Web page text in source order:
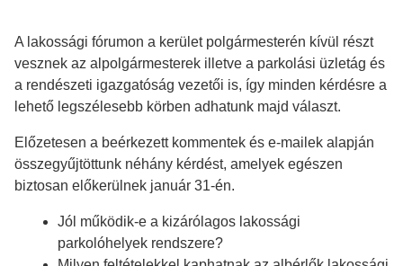
A lakossági fórumon a kerület polgármesterén kívül részt
vesznek az alpolgármesterek illetve a parkolási üzletág és
a rendészeti igazgatóság vezetői is, így minden kérdésre a
lehető legszélesebb körben adhatunk majd választ.
Előzetesen a beérkezett kommentek és e-mailek alapján
összegyűjtöttunk néhány kérdést, amelyek egészen
biztosan előkerülnek január 31-én.
Jól működik-e a kizárólagos lakossági
parkolóhelyek rendszere?